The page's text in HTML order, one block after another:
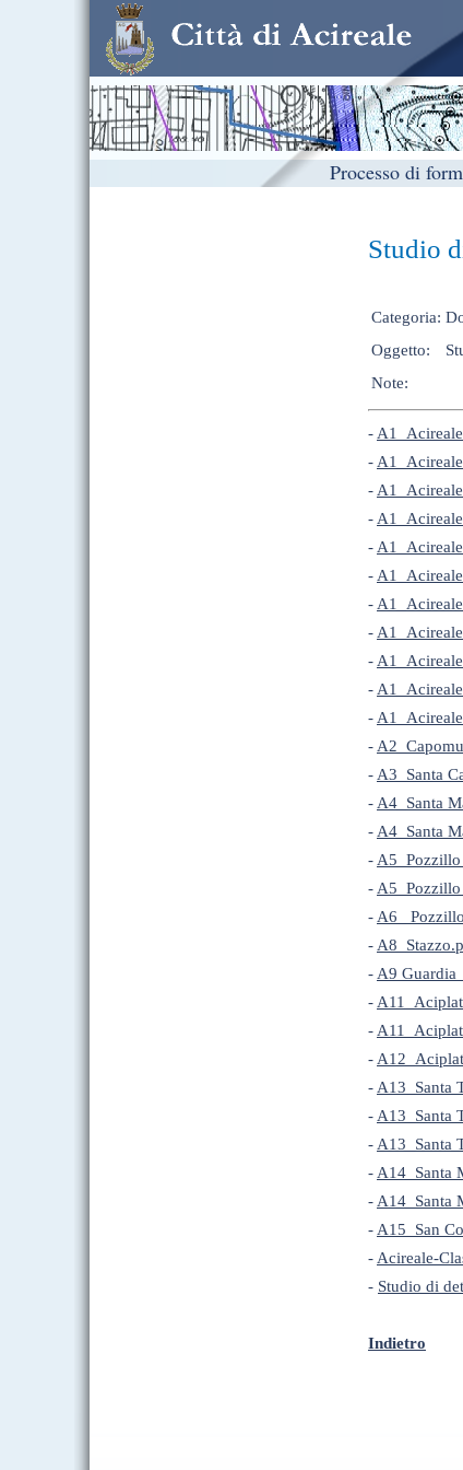
Processo di
Studio
Categoria:
Oggetto:
Note:
-
-
-
-
-
-
-
-
-
-
-
-
- A3_Santa
- A4_Santa
- A4_Santa
-
-
- A6_
-
- A9
-
-
-
- A13_Santa
- A13_Santa
- A13_Santa
- A14_Santa
- A14_Santa
- A15_San
- Acireale-
- Studio di
Indietro